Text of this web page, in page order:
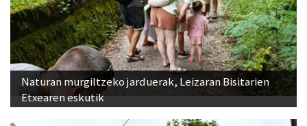
Naturan murgiltzeko jarduerak, Leizaran Bisitarien
Etxearen eskutik